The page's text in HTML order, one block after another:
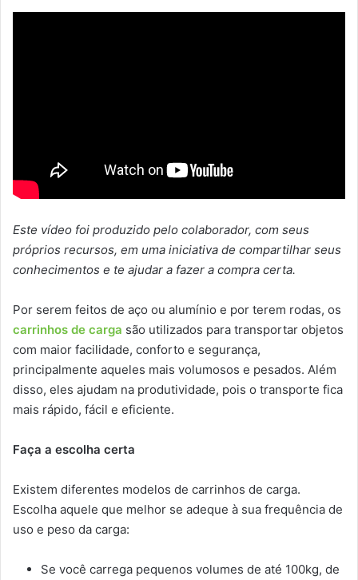
Este vídeo foi produzido pelo colaborador, com seus
próprios recursos, em uma iniciativa de compartilhar seus
conhecimentos e te ajudar a fazer a compra certa.
Por serem feitos de aço ou alumínio e por terem rodas, os
carrinhos de carga são utilizados para transportar objetos
com maior facilidade, conforto e segurança,
principalmente aqueles mais volumosos e pesados. Além
disso, eles ajudam na produtividade, pois o transporte fica
mais rápido, fácil e eficiente.
Faça a escolha certa
Existem diferentes modelos de carrinhos de carga.
Escolha aquele que melhor se adeque à sua frequência de
uso e peso da carga:
Se você carrega pequenos volumes de até 100kg, de